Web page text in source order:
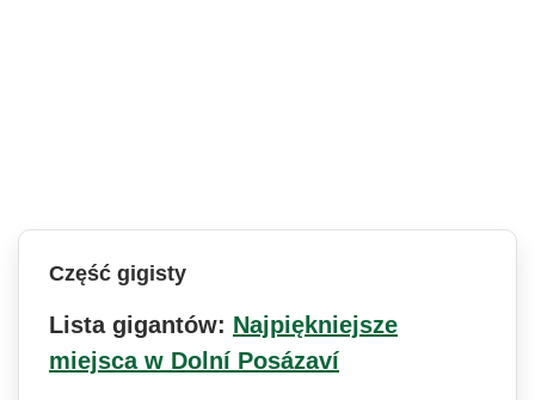
Część gigisty
Lista gigantów: Najpiękniejsze
miejsca w Dolní Posázaví